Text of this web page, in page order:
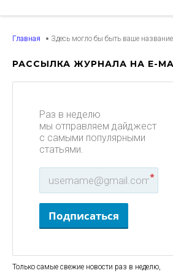
Главная Здесь могло бы быть ваше название
РАССЫЛКА ЖУРНАЛА НА E-
Раз в неделю
мы отправляем дайджест
с самыми популярными
статьями.
*
Подписаться
Только самые свежие новости раз в неделю,